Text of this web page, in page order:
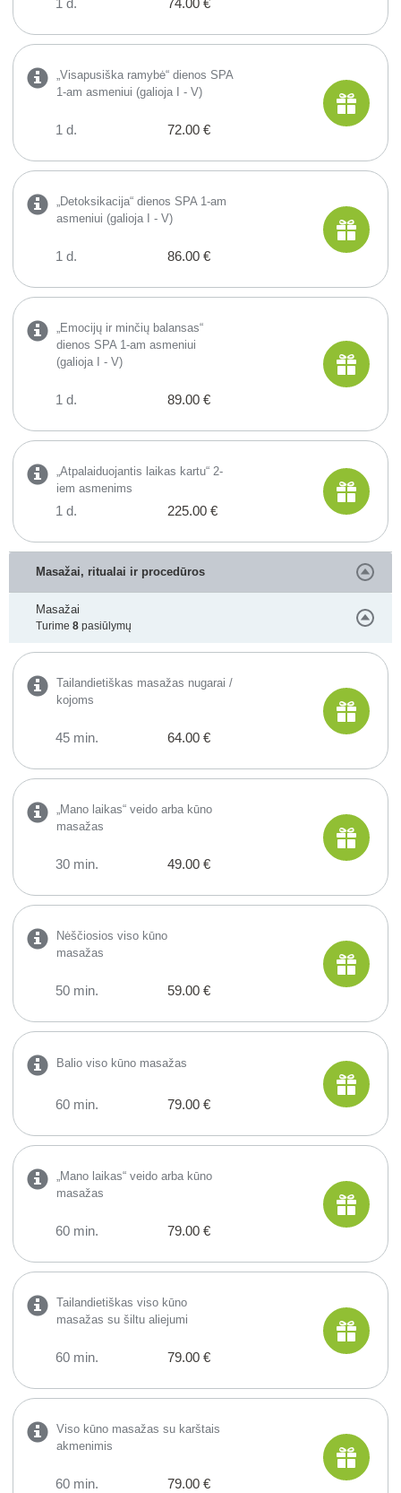
1 d. 74.00 €
„Visapusiška ramybė“ dienos SPA
1-am asmeniui (galioja I - V)
1 d. 72.00 €
„Detoksikacija“ dienos SPA 1-am
asmeniui (galioja I - V)
1 d. 86.00 €
„Emocijų ir minčių balansas“
dienos SPA 1-am asmeniui
(galioja I - V)
1 d. 89.00 €
„Atpalaiduojantis laikas kartu“ 2-
iem asmenims
1 d. 225.00 €
Masažai, ritualai ir procedūros
Masažai
Turime 8pasiūlymų
Tailandietiškas masažas nugarai /
kojoms
45 min. 64.00 €
„Mano laikas“ veido arba kūno
masažas
30 min. 49.00 €
Nėščiosios viso kūno
masažas
50 min. 59.00 €
Balio viso kūno masažas
60 min. 79.00 €
„Mano laikas“ veido arba kūno
masažas
60 min. 79.00 €
Tailandietiškas viso kūno
masažas su šiltu aliejumi
60 min. 79.00 €
Viso kūno masažas su karštais
akmenimis
60 min. 79.00 €